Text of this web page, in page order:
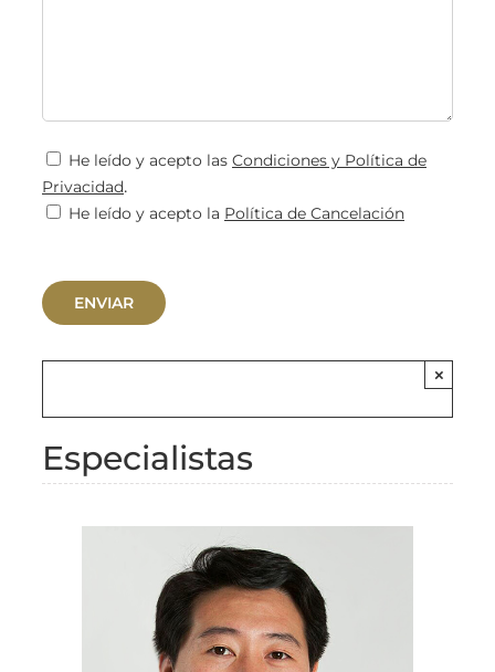
He leído y acepto las Condiciones y Política de
Privacidad.
He leído y acepto la Política de Cancelación
×
Especialistas